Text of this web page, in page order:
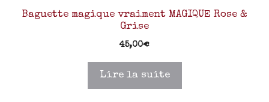
Baguette magique vraiment MAGIQUE Rose &
Grise
45,00€
Lire la suite